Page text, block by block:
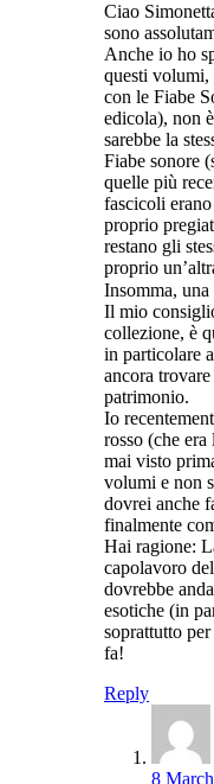
Ciao
sono
Anche io ho
questi volumi,
con le Fiabe
edicola), non
sarebbe la
Fiabe sonore
quelle più
fascicoli
proprio
restano gli
proprio
Insomma,
Il mio
collezione, è
in particolare
ancora
patrimonio.
Io
rosso (che
mai visto
volumi e non
dovrei anche
finalmente
Hai ragione:
capolavoro
dovrebbe
esotiche (in
soprattutto
fa!
Reply
8